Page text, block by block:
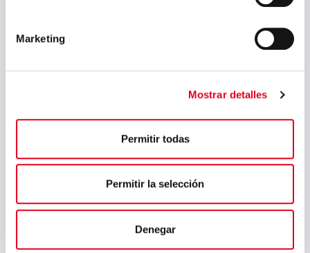
Marketing
Mostrar detalles
Permitir todas
Permitir la selección
Denegar
September 2024
Juli 2024
Mai 2024
April 2024
März 2024
Februar 2024